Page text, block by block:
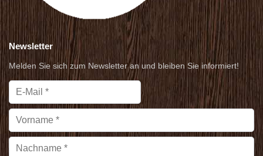
Newsletter
Melden Sie sich zum Newsletter an und bleiben Sie informiert!